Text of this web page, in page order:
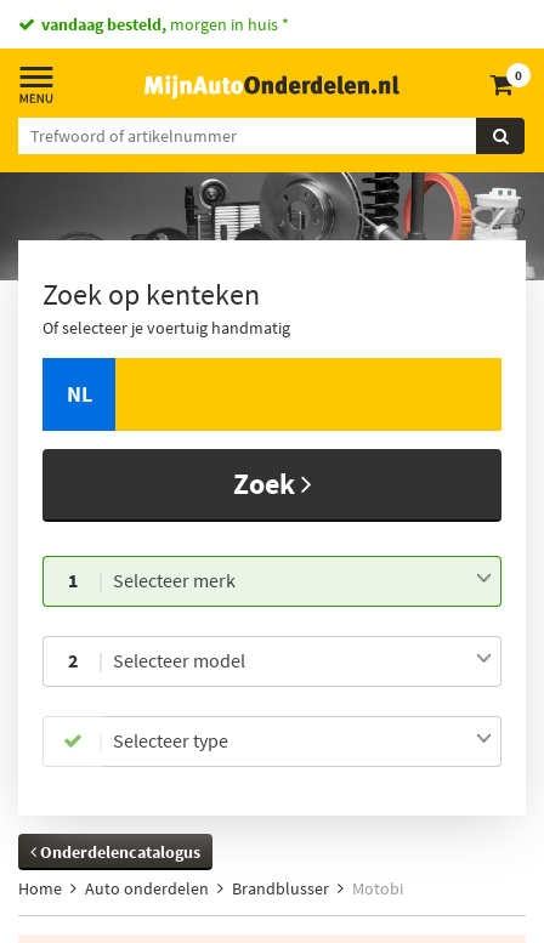
vandaag besteld, morgen in huis *
0
Zoek op kenteken
Of selecteer je voertuig handmatig
NL
Zoek
1 Selecteer merk
2 Selecteer model
Selecteer type
Onderdelencatalogus
Home
Auto onderdelen Brandblusser Motobi